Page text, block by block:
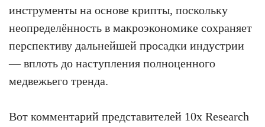
инструменты на основе крипты, поскольку
неопределённость в макроэкономике сохраняет
перспективу дальнейшей просадки индустрии
— вплоть до наступления полноценного
медвежьего тренда.
Вот комментарий представителей 10x Research